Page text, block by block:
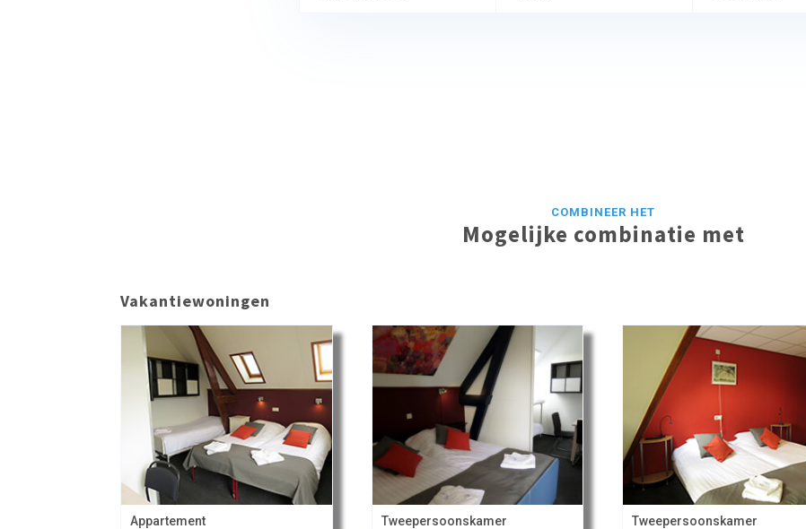
COMBINEER HET
Mogelijke combinatie met
Vakantiewoningen
Appartement Tweepersoonskamer Tweepersoonskamer